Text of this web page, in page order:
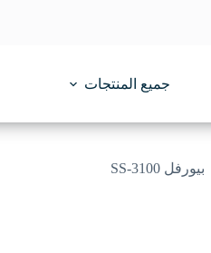
جميع المنتجات
بيورفل SS-3100